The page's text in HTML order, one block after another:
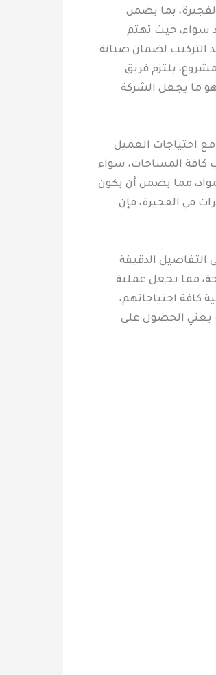
بما يضمن
سواء، حيث تهتم
التركيب لضمان صيانة
يلتزم فريق
ما يجعل الشركة
احتياجات العميل
كافة المساحات، سواء
مما يضمن أن يكون
في الفجيرة، فإن
التفاصيل الدقيقة
مما يجعل عملية
احتياجاتهم،
يعني الحصول على